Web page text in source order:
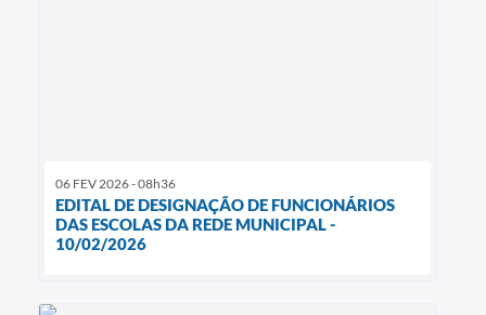
06 FEV 2026 - 08h36
EDITAL DE DESIGNAÇÃO DE FUNCIONÁRIOS
DAS ESCOLAS DA REDE MUNICIPAL -
10/02/2026